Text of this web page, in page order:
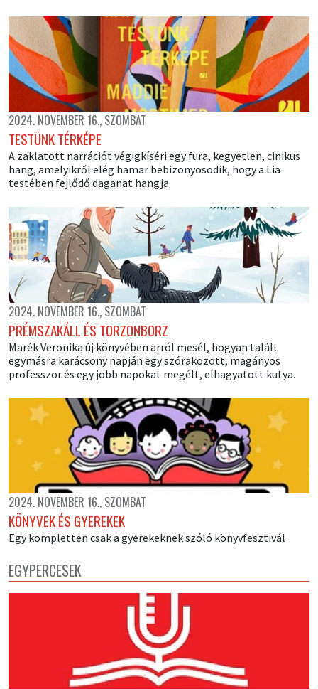
2024. NOVEMBER 16., SZOMBAT
TESTÜNK TÉRKÉPE
A zaklatott narrációt végigkíséri egy fura, kegyetlen, cinikus
hang, amelyikről elég hamar bebizonyosodik, hogy a Lia
testében fejlődő daganat hangja
2024. NOVEMBER 16., SZOMBAT
PRÉMSZAKÁLL ÉS TORZONBORZ
Marék Veronika új könyvében arról mesél, hogyan talált
egymásra karácsony napján egy szórakozott, magányos
professzor és egy jobb napokat megélt, elhagyatott kutya.
2024. NOVEMBER 16., SZOMBAT
KÖNYVEK ÉS GYEREKEK
Egy kompletten csak a gyerekeknek szóló könyvfesztivál
EGYPERCESEK